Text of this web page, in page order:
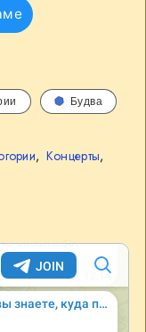
Будва
, Концерты,